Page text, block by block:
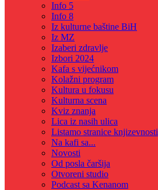
Info 5
Info 8
Iz kulturne baštine BiH
Iz MZ
Izaberi zdravlje
Izbori 2024
Kafa s vijećnikom
Kolažni program
Kultura u fokusu
Kulturna scena
Kviz znanja
Lica iz nasih ulica
Listamo stranice knjizevnosti
Na kafi sa...
Novosti
Od posla čaršija
Otvoreni studio
Podcast sa Kenanom